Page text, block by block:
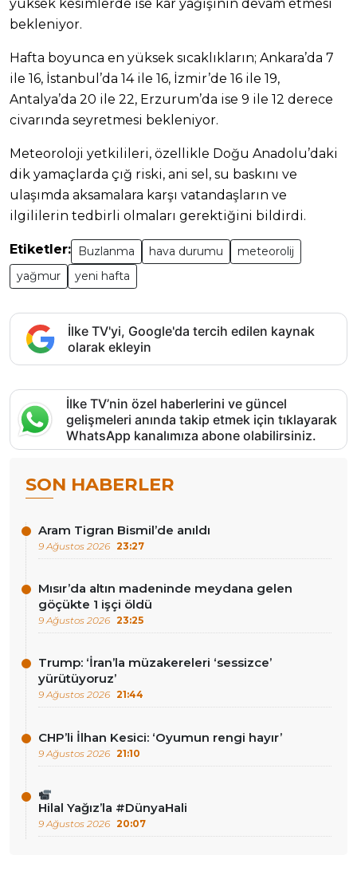
yüksek kesimlerde ise kar yağışının devam etmesi
bekleniyor.
Hafta boyunca en yüksek sıcaklıkların; Ankara’da 7
ile 16, İstanbul’da 14 ile 16, İzmir’de 16 ile 19,
Antalya’da 20 ile 22, Erzurum’da ise 9 ile 12 derece
civarında seyretmesi bekleniyor.
Meteoroloji yetkilileri, özellikle Doğu Anadolu’daki
dik yamaçlarda çığ riski, ani sel, su baskını ve
ulaşımda aksamalara karşı vatandaşların ve
ilgililerin tedbirli olmaları gerektiğini bildirdi.
Etiketler: Buzlanma hava durumu
meteorolij
yağmur
yeni hafta
İlke TV'yi, Google'da tercih edilen kaynak
olarak ekleyin
İlke TV’nin özel haberlerini ve güncel
gelişmeleri anında takip etmek için tıklayarak
WhatsApp kanalımıza abone olabilirsiniz.
SON HABERLER
Aram Tigran Bismil’de anıldı
9 Ağustos 2026 23:27
Mısır’da altın madeninde meydana gelen
göçükte 1 işçi öldü
9 Ağustos 2026 23:25
Trump: ‘İran’la müzakereleri ‘sessizce’
yürütüyoruz’
9 Ağustos 2026 21:44
CHP’li İlhan Kesici: ‘Oyumun rengi hayır’
9 Ağustos 2026 21:10
Hilal Yağız’la #DünyaHali
9 Ağustos 2026 20:07